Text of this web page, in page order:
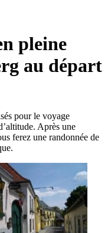
pleine
au départ
pour le voyage
Après une
ferez une randonnée de